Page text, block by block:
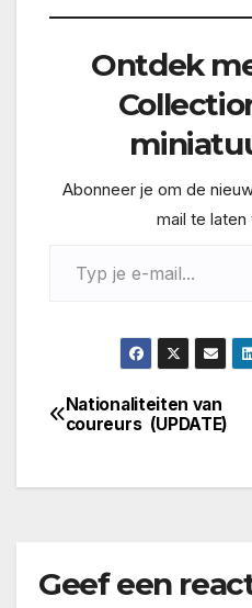
Ontdek
Abonneer je om de
mail te
Bericht
Nationaliteiten van
coureurs (UPDATE)
Geef een